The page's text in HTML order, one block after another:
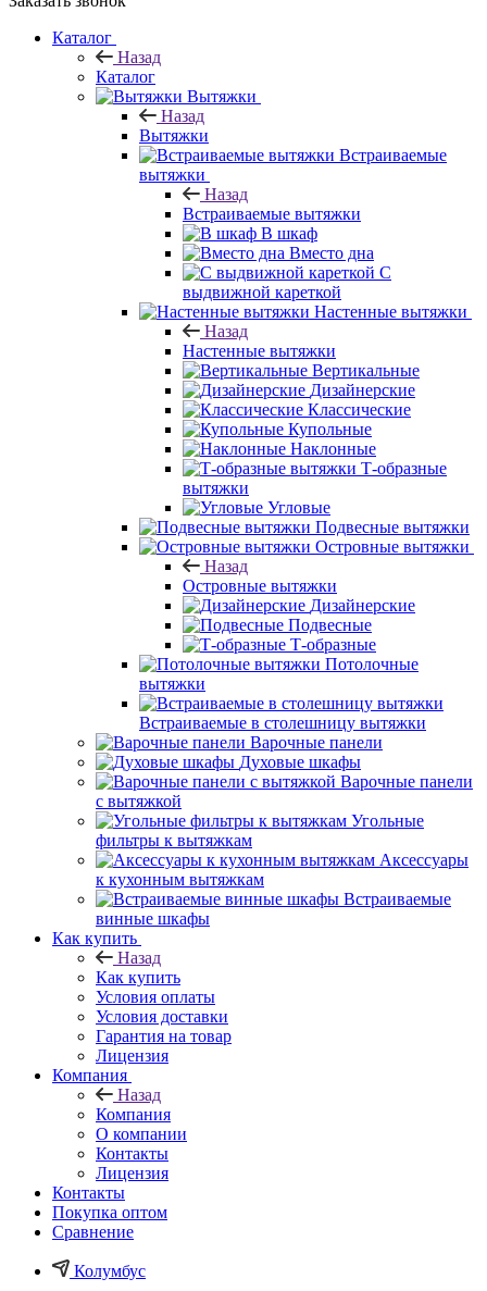
Каталог
Назад
Каталог
Вытяжки
Назад
Вытяжки
Встраиваемые
вытяжки
Назад
Встраиваемые вытяжки
В шкаф
Вместо дна
С
выдвижной кареткой
Настенные вытяжки
Назад
Настенные вытяжки
Вертикальные
Дизайнерские
Классические
Купольные
Наклонные
Т-образные
вытяжки
Угловые
Подвесные вытяжки
Островные вытяжки
Назад
Островные вытяжки
Дизайнерские
Подвесные
Т-образные
Потолочные
вытяжки
Встраиваемые в столешницу вытяжки
Варочные панели
Духовые шкафы
Варочные панели
с вытяжкой
Угольные
фильтры к вытяжкам
Аксессуары
к кухонным вытяжкам
Встраиваемые
винные шкафы
Как купить
Назад
Как купить
Условия оплаты
Условия доставки
Гарантия на товар
Лицензия
Компания
Назад
Компания
О компании
Контакты
Лицензия
Контакты
Покупка оптом
Сравнение
Колумбус